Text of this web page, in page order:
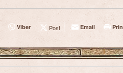
Viber Post Email